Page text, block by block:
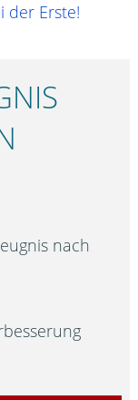
der Erste!
nach